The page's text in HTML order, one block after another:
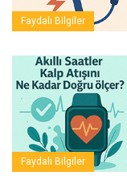
Faydalı Bilgiler
Faydalı Bilgiler